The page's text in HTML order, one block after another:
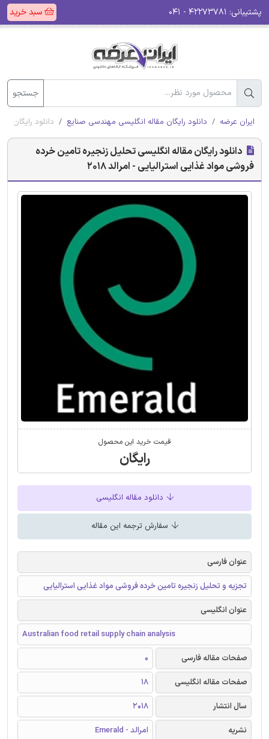
پشتیبانی: سبد خرید
جستجو
ایران عرضه دانلود رایگان مقاله انگلیسی مهندسی صنایع دانلود رایگان
دانلود رایگان مقاله انگلیسی تحلیل زنجیره تامین خرده
فروشی مواد غذایی استرالیایی - امرالد 2018
قیمت خرید این محصول
رایگان
دانلود مقاله انگلیسی
سفارش ترجمه این مقاله
عنوان فارسی
تجزیه و تحلیل زنجیره تامین خرده فروشی مواد غذایی استرالیایی
عنوان انگلیسی
Australian food retail supply chain analysis
صفحات مقاله فارسی
0
صفحات مقاله انگلیسی
18
سال انتشار
2018
نشریه
امرالد - Emerald